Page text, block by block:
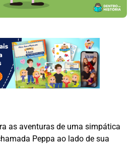
as aventuras de uma simpática
Peppa ao lado de sua